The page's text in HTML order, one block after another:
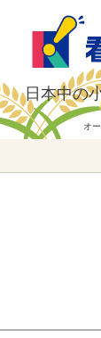
日本中の
オ